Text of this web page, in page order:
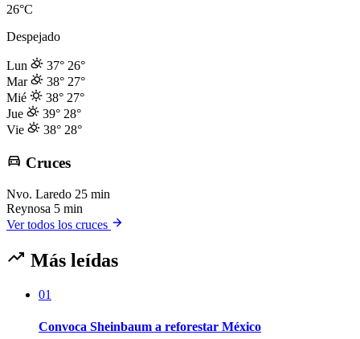
26°C
Despejado
Lun 37° 26°
Mar
38° 27°
Mié
38° 27°
Jue
39° 28°
Vie
38° 28°
Cruces
Nvo. Laredo 25 min
Reynosa 5 min
Ver todos los cruces
Más leídas
01
Convoca Sheinbaum a reforestar México